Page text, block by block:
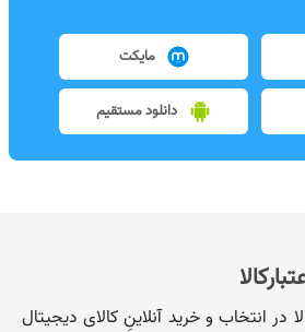
مایکت
دانلود مستقیم
در انتخاب و خرید آنلاینِ کالای دیجیتال